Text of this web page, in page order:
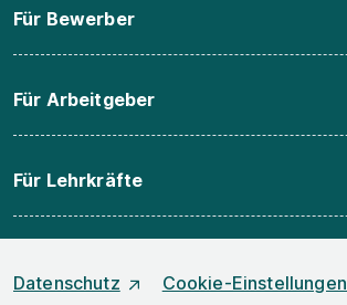
Für Bewerber
Für Arbeitgeber
Für Lehrkräfte
Datenschutz Cookie-Einstellungen